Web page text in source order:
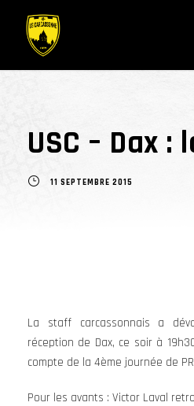
USC – Dax :
11 SEPTEMBRE 2015
La staff carcassonnais a
réception de Dax, ce soir à
compte de la 4ème journée de
Pour les avants : Victor Laval